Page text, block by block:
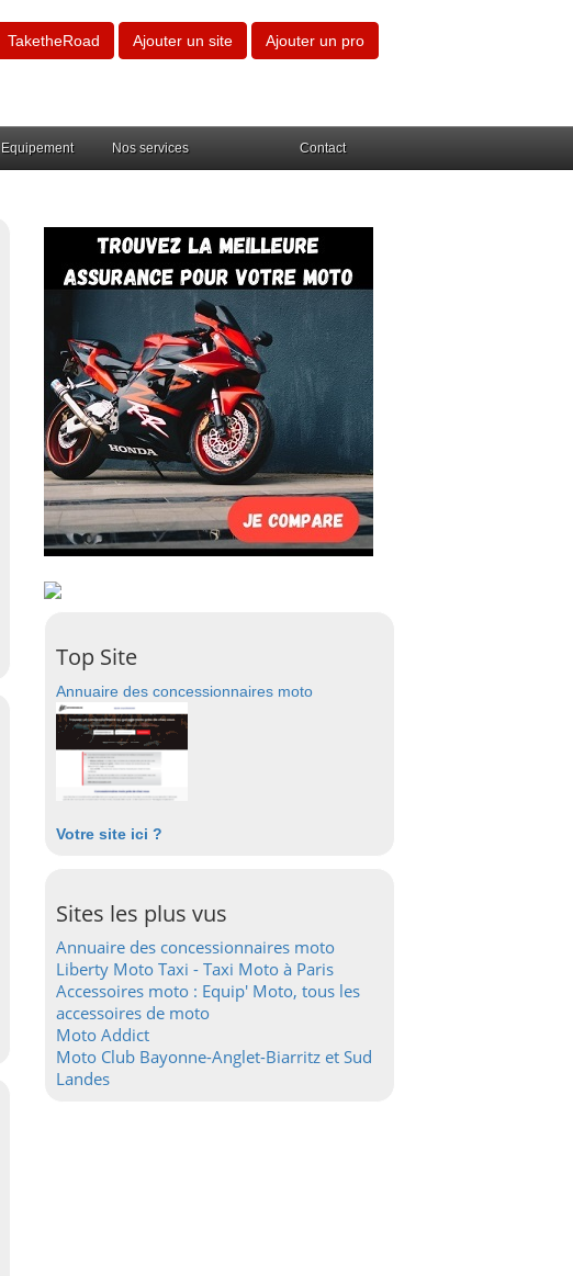
TaketheRoad Ajouter un site Ajouter un pro
Equipement Nos services Contact
Top Site
Annuaire des concessionnaires moto
Votre site ici ?
Sites les plus vus
Annuaire des concessionnaires moto
Liberty Moto Taxi - Taxi Moto à Paris
Accessoires moto : Equip' Moto, tous les
accessoires de moto
Moto Addict
Moto Club Bayonne-Anglet-Biarritz et Sud
Landes